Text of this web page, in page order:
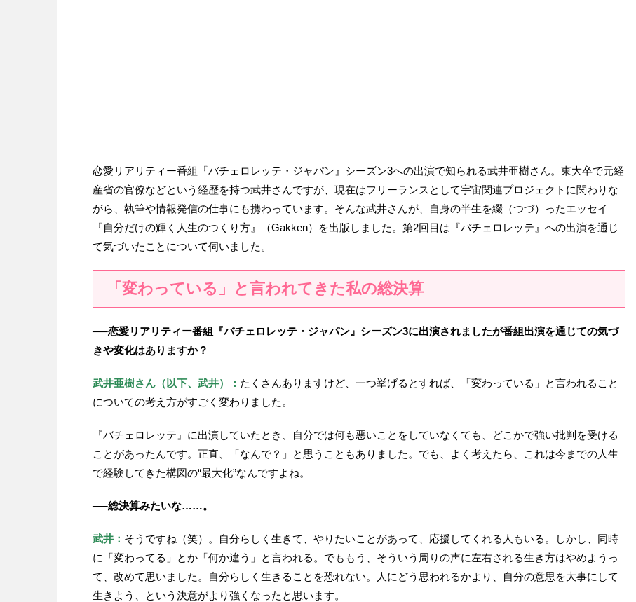
恋愛リアリティー番組『バチェロレッテ・ジャパン』シーズン3への出演で知られる武井亜樹さん。東大卒で元経
産省の官僚などという経歴を持つ武井さんですが、現在はフリーランスとして宇宙関連プロジェクトに関わりな
がら、執筆や情報発信の仕事にも携わっています。そんな武井さんが、自身の半生を綴（つづ）ったエッセイ
『自分だけの輝く人生のつくり方』（Gakken）を出版しました。第2回目は『バチェロレッテ』への出演を通じ
て気づいたことについて伺いました。
「変わっている」と言われてきた私の総決算
──恋愛リアリティー番組『バチェロレッテ・ジャパン』シーズン3に出演されましたが番組出演を通じての気づ
きや変化はありますか？
武井亜樹さん（以下、武井）： たくさんありますけど、一つ挙げるとすれば、「変わっている」と言われること
についての考え方がすごく変わりました。
『バチェロレッテ』に出演していたとき、自分では何も悪いことをしていなくても、どこかで強い批判を受ける
ことがあったんです。正直、「なんで？」と思うこともありました。でも、よく考えたら、これは今までの人生
で経験してきた構図の“最大化”なんですよね。
──総決算みたいな……。
武井： そうですね（笑）。自分らしく生きて、やりたいことがあって、応援してくれる人もいる。しかし、同時
に「変わってる」とか「何か違う」と言われる。でももう、そういう周りの声に左右される生き方はやめようっ
て、改めて思いました。自分らしく生きることを恐れない。人にどう思われるかより、自分の意思を大事にして
生きよう、という決意がより強くなったと思います。